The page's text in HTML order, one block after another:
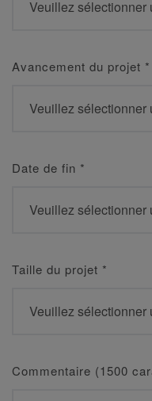
Avancement du projet *
Date de fin *
Taille du projet *
Commentaire (1500